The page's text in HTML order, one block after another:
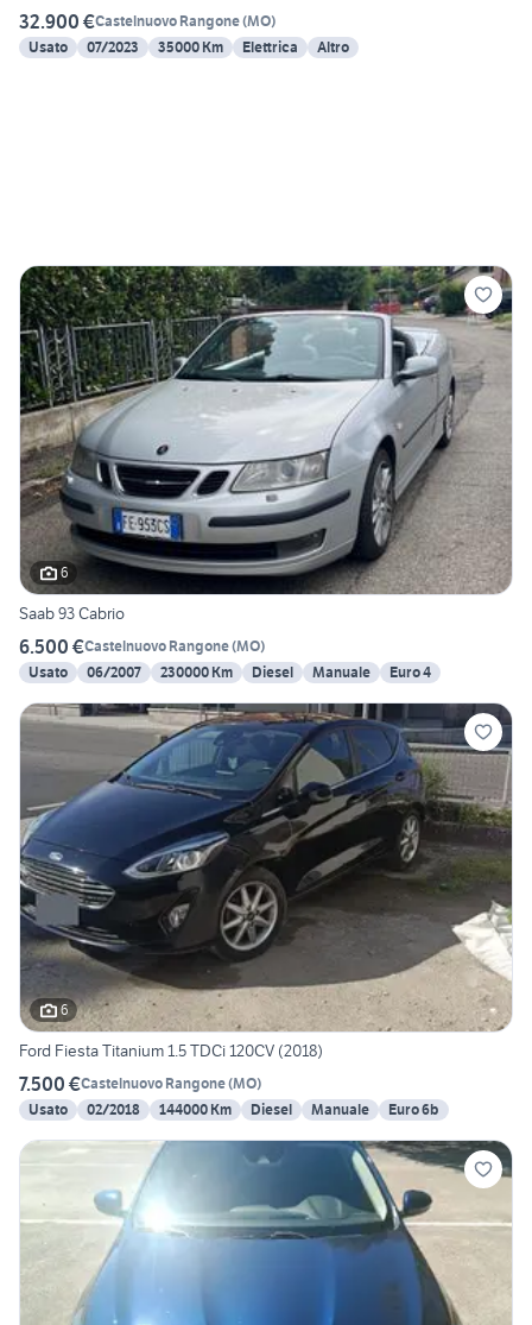
32.900 €Castelnuovo Rangone(MO)
Usato
07/2023 35000 Km Elettrica Altro
6
Saab 93 Cabrio
6.500 €Castelnuovo Rangone(MO)
Usato
06/2007 230000 Km Diesel Manuale Euro 4
6
Ford Fiesta Titanium 1.5 TDCi 120CV (2018)
7.500 €Castelnuovo Rangone(MO)
Usato
02/2018 144000 Km Diesel Manuale Euro 6b